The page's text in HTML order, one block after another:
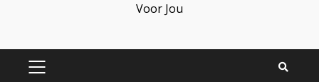
Voor Jou
PRIMARY